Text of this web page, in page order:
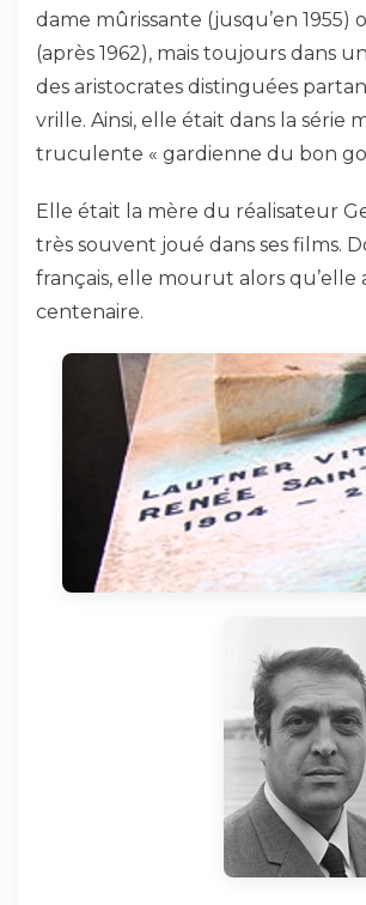
dame mûrissante (jusqu’en
(après 1962), mais toujours dans
des aristocrates distinguées
vrille. Ainsi, elle était dans la série
truculente « gardienne du bon
Elle était la mère du réalisateur
très souvent joué dans ses films.
français, elle mourut alors qu’elle
centenaire.